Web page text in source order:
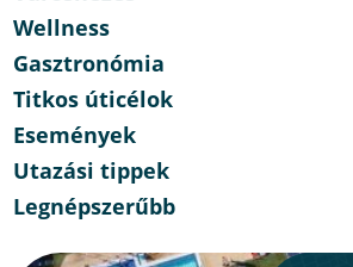
Wellness
Gasztronómia
Titkos úticélok
Események
Utazási tippek
Legnépszerűbb